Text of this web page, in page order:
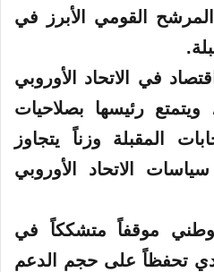
القومي الأبرز في
في الاتحاد الأوروبي
رئيسها بصلاحيات
المقبلة وزناً يتجاوز
الاتحاد الأوروبي
موقفاً متشككاً في
يبدي تحفظاً على حجم الدعم